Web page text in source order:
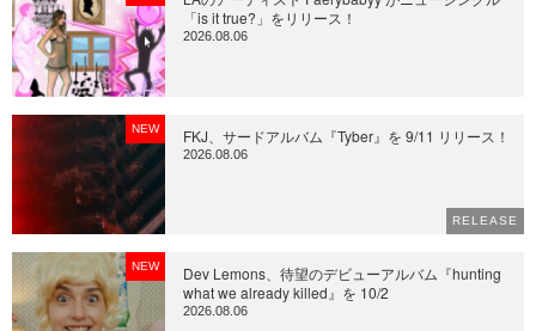
「is it true?」をリリース！
2026.08.06
NEW FKJ、サードアルバム『Tyber』を 9/11 リリース！
2026.08.06
RELEASE
NEW
Dev Lemons、待望のデビューアルバム『hunting
what we already killed』を 10/2
2026.08.06